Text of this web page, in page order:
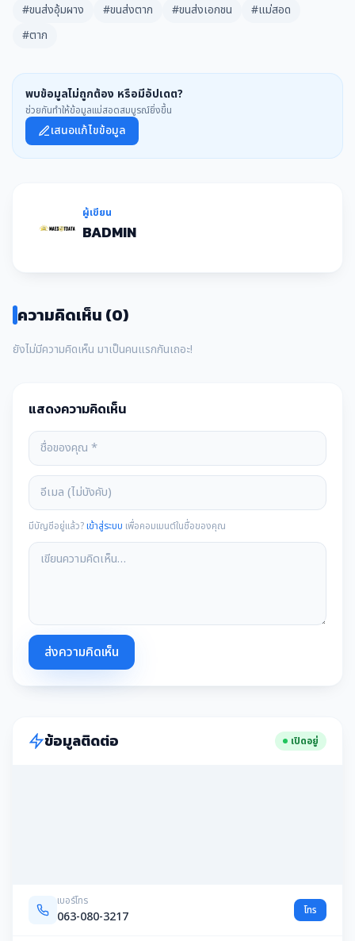
#ขนส่งอุ้มผาง
#ขนส่งตาก #ขนส่งเอกชน
#แม่สอด
#ตาก
พบข้อมูลไม่ถูกต้อง หรือมีอัปเดต?
ช่วยกันทำให้ข้อมูลแม่สอดสมบูรณ์ยิ่งขึ้น
เสนอแก้ไขข้อมูล
ผู้เขียน
BADMIN
ความคิดเห็น (0)
ยังไม่มีความคิดเห็น มาเป็นคนแรกกันเถอะ!
แสดงความคิดเห็น
มีบัญชีอยู่แล้ว?เข้าสู่ระบบ เพื่อคอมเมนต์ในชื่อของคุณ
ส่งความคิดเห็น
ข้อมูลติดต่อ เปิดอยู่
เบอร์โทร
063-080-3217 โทร